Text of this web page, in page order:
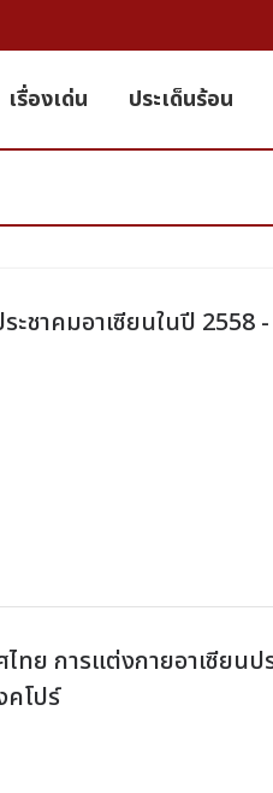
เรื่องเด่น ประเด็นร้อน
ะชาคมอาเซียนในปี 2558
ทย การแต่งกายอาเซียนป
คโปร์